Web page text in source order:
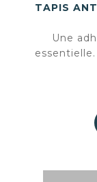
TAPIS
Une
comme la
bain. Une
plus de